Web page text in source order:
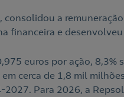
a
financeira e
euros por ação, 8,3%
cerca de 1,8 mil
Para 2026, a